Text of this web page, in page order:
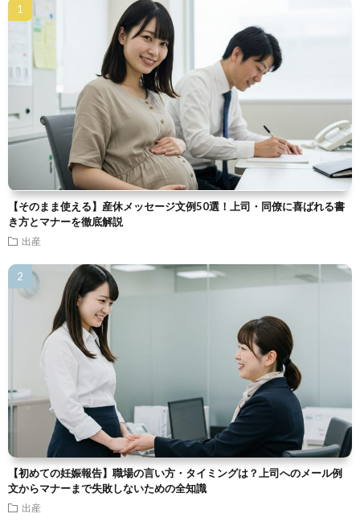
【そのまま使える】産休メッセージ文例50選！上司・同僚に喜ばれる書
き方とマナーを徹底解説
出産
【初めての妊娠報告】職場の言い方・タイミングは？上司へのメール例
文からマナーまで失敗しないための全知識
出産